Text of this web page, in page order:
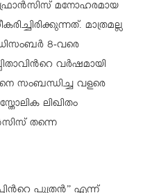
മനോഹരമായ
മാത്രമല്ല
8-വരെ
വര്‍ഷമായി
സംബന്ധിച്ച വളരെ
ലിഖിതം
തന്നെ